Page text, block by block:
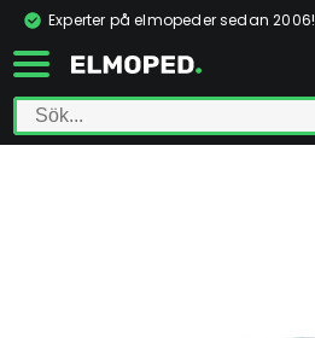
Experter på elmopeder sedan 2006!